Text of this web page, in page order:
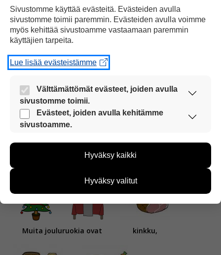
Jouluaamuna on tapana syödä riisipuuroa,
Muita jouluruokia ovat kinkku,
Sivustomme käyttää evästeitä. Evästeiden avulla
sivustomme toimii paremmin. Evästeiden avulla voimme
myös kehittää sivustoamme vastaamaan paremmin
käyttäjien tarpeita.
Lue lisää evästeistämme
Välttämättömät evästeet, joiden avulla
sivustomme toimii.
Nämä evästeet ovat aina käytössä, jotta
sivustoamme voi käyttää sujuvasti ja turvallisesti.
Evästeet, joiden avulla kehitämme
sivustoamme.
kehittää sivustoamme vastaamaan paremmin
kävijämääristä ja siitä, mitä sivuja käytetään ja
miten sivuilla liikutaan. Emme kuitenkaan kerää
yksittäiseen käyttäjään.
Voit valita, hyväksytkö näiden evästeiden käytön.
Hyväksy kaikki
Hyväksy valitut